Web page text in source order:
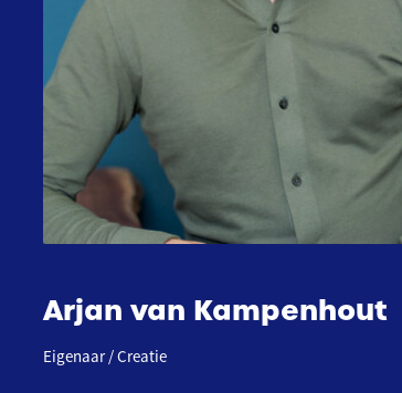
Arjan van Kampenhout
Eigenaar / Creatie